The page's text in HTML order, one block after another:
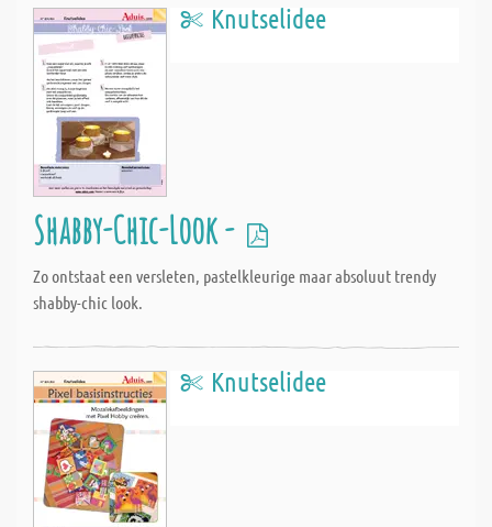
Knutselidee
Shabby-Chic-Look -
Zo ontstaat een versleten, pastelkleurige maar absoluut trendy
shabby-chic look.
Knutselidee